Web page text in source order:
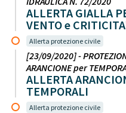
ALLERTA GIALLA
VENTO e
Allerta protezione civile
[23/09/2020] -
ARANCIONE per
ALLERTA
TEMPORALI
Allerta protezione civile